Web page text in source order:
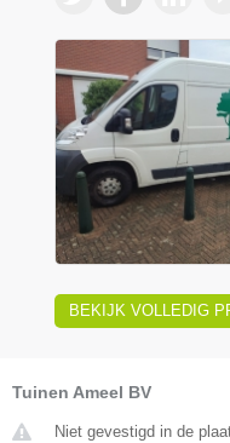
BEKIJK VOLLEDIG
Tuinen Ameel BV
Niet gevestigd in de